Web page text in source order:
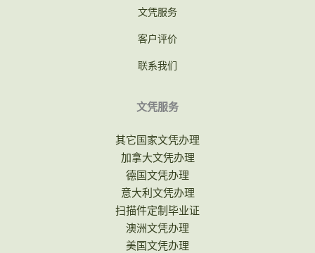
文凭服务
客户评价
联系我们
文凭服务
其它国家文凭办理
加拿大文凭办理
德国文凭办理
意大利文凭办理
扫描件定制毕业证
澳洲文凭办理
美国文凭办理